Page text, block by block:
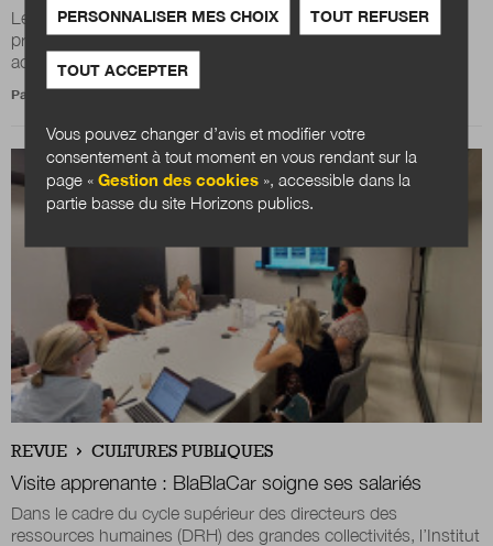
Le manque d’ingénierie dans les territoires ruraux est un
problème récurrent. Il existe pourtant des solutions. Bien
accompagnés, les volontaires en...
Par Frédéric Ville
REVUE CULTURES PUBLIQUES
Visite apprenante : BlaBlaCar soigne ses salariés
Dans le cadre du cycle supérieur des directeurs des
ressources humaines (DRH) des grandes collectivités, l’Institut
PERSONNALISER MES CHOIX TOUT REFUSER
TOUT ACCEPTER
Vous pouvez changer d’avis et modifier votre
consentement à tout moment en vous rendant sur la
page «Gestion des cookies », accessible dans la
partie basse du site Horizons publics.